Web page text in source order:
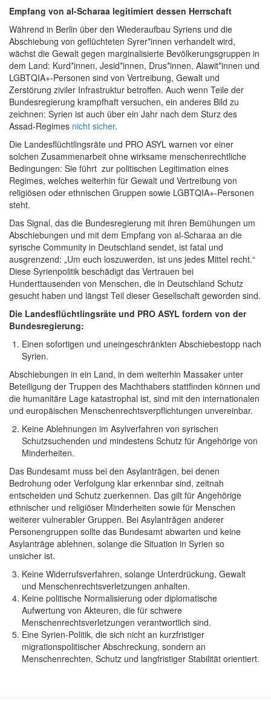
Empfang von al-Scharaa legitimiert dessen Herrschaft
Während in Berlin über den Wiederaufbau Syriens und die
Abschiebung von geflüchteten Syrer*innen verhandelt wird,
wächst die Gewalt gegen marginalisierte Bevölkerungsgruppen in
dem Land: Kurd*innen, Jesid*innen, Drus*innen, Alawit*innen und
LGBTQIA+-Personen sind von Vertreibung, Gewalt und
Zerstörung ziviler Infrastruktur betroffen. Auch wenn Teile der
Bundesregierung krampfhaft versuchen, ein anderes Bild zu
zeichnen: Syrien ist auch über ein Jahr nach dem Sturz des
Assad-Regimes nicht sicher.
Die Landesflüchtlingsräte und PRO ASYL warnen vor einer
solchen Zusammenarbeit ohne wirksame menschenrechtliche
Bedingungen: Sie führt zur politischen Legitimation eines
Regimes, welches weiterhin für Gewalt und Vertreibung von
religiösen oder ethnischen Gruppen sowie LGBTQIA+-Personen
steht.
Das Signal, das die Bundesregierung mit ihren Bemühungen um
Abschiebungen und mit dem Empfang von al-Scharaa an die
syrische Community in Deutschland sendet, ist fatal und
ausgrenzend: „Um euch loszuwerden, ist uns jedes Mittel recht.“
Diese Syrienpolitik beschädigt das Vertrauen bei
Hunderttausenden von Menschen, die in Deutschland Schutz
gesucht haben und längst Teil dieser Gesellschaft geworden sind.
Die Landesflüchtlingsräte und PRO ASYL fordern von der
Bundesregierung:
Einen sofortigen und uneingeschränkten Abschiebestopp nach
Syrien.
Abschiebungen in ein Land, in dem weiterhin Massaker unter
Beteiligung der Truppen des Machthabers stattfinden können und
die humanitäre Lage katastrophal ist, sind mit den internationalen
und europäischen Menschenrechtsverpflichtungen unvereinbar.
Keine Ablehnungen im Asylverfahren von syrischen
Schutzsuchenden und mindestens Schutz für Angehörige von
Minderheiten.
Das Bundesamt muss bei den Asylanträgen, bei denen
Bedrohung oder Verfolgung klar erkennbar sind, zeitnah
entscheiden und Schutz zuerkennen. Das gilt für Angehörige
ethnischer und religiöser Minderheiten sowie für Menschen
weiterer vulnerabler Gruppen. Bei Asylanträgen anderer
Personengruppen sollte das Bundesamt abwarten und keine
Asylanträge ablehnen, solange die Situation in Syrien so
unsicher ist.
Keine Widerrufsverfahren, solange Unterdrückung, Gewalt
und Menschenrechtsverletzungen anhalten.
Keine politische Normalisierung oder diplomatische
Aufwertung von Akteuren, die für schwere
Menschenrechtsverletzungen verantwortlich sind.
Eine Syrien-Politik, die sich nicht an kurzfristiger
migrationspolitischer Abschreckung, sondern an
Menschenrechten, Schutz und langfristiger Stabilität orientiert.